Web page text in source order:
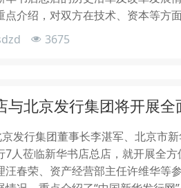
点介绍，对双方在技术、资本等方
3675
与北京发行集团将开展全
发行集团董事长李湛军、北京市
7人莅临新华书店总店，就开展全
汪春荣、资产经营部主任许维华等